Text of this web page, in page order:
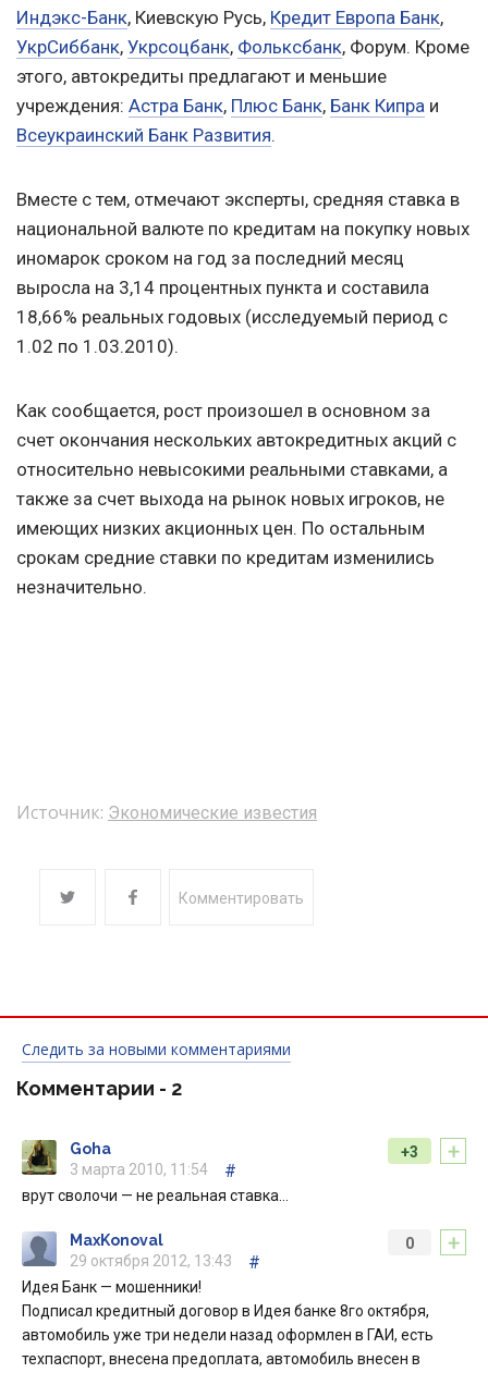
Индэкс-Банк, Киевскую Русь, Кредит Европа Банк,
УкрСиббанк, Укрсоцбанк, Фольксбанк, Форум. Кроме
этого, автокредиты предлагают и меньшие
учреждения: Астра Банк, Плюс Банк, Банк Кипра и
Всеукраинский Банк Развития.
Вместе с тем, отмечают эксперты, средняя ставка в
национальной валюте по кредитам на покупку новых
иномарок сроком на год за последний месяц
выросла на 3,14 процентных пункта и составила
18,66% реальных годовых (исследуемый период с
1.02 по 1.03.2010).
Как сообщается, рост произошел в основном за
счет окончания нескольких автокредитных акций с
относительно невысокими реальными ставками, а
также за счет выхода на рынок новых игроков, не
имеющих низких акционных цен. По остальным
срокам средние ставки по кредитам изменились
незначительно.
Источник: Экономические известия
Комментировать
Следить за новыми комментариями
Комментарии - 2
+
+3
Goha
3 марта 2010, 11:54
#
врут сволочи — не реальная ставка…
+
0
MaxKonoval
29 октября 2012, 13:43
#
Идея Банк — мошенники!
Подписал кредитный договор в Идея банке 8го октября,
автомобиль уже три недели назад оформлен в ГАИ, есть
техпаспорт, внесена предоплата, автомобиль внесен в